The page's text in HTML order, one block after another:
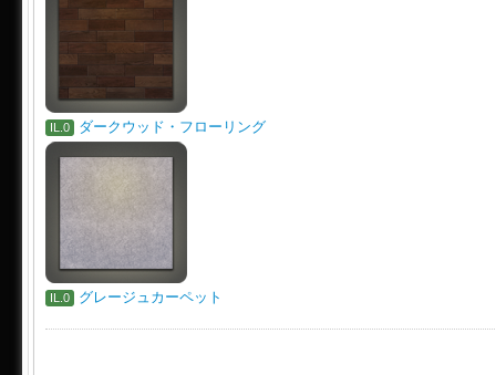
IL.0 ダークウッド・フローリング
IL.0 グレージュカーペット